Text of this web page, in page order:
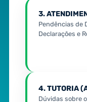
3.
Pendências de
Declarações e
4. TUTORIA
Dúvidas sobre